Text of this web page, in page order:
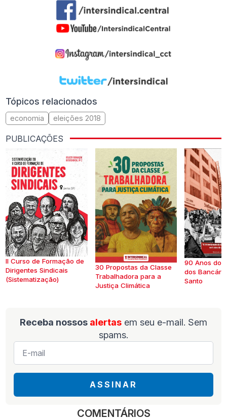
Tópicos relacionados
economia eleições 2018
PUBLICAÇÕES
II Curso de Formação de
Dirigentes Sindicais
(Sistematização)
30 Propostas da Classe
Trabalhadora para a
Justiça Climática
90 Anos do
dos
Santo
Receba nossos alertas em seu e-mail. Sem
spams.
E-
mail
ASSINAR
COMENTÁRIOS